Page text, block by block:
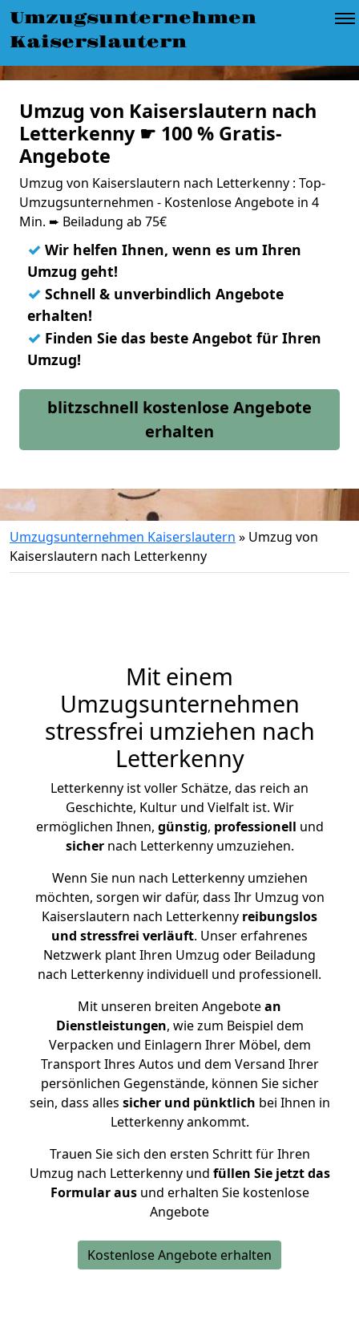
Umzugsunternehmen
Kaiserslautern
Umzug von Kaiserslautern nach
Letterkenny ☛ 100 % Gratis-
Angebote
Umzug von Kaiserslautern nach Letterkenny : Top-
Umzugsunternehmen - Kostenlose Angebote in 4
Min. ➨ Beiladung ab 75€
✓ Wir helfen Ihnen, wenn es um Ihren
Umzug geht!
✓ Schnell & unverbindlich Angebote
erhalten!
✓ Finden Sie das beste Angebot für Ihren
Umzug!
blitzschnell kostenlose Angebote
erhalten
Umzugsunternehmen Kaiserslautern » Umzug von
Kaiserslautern nach Letterkenny
Mit einem
Umzugsunternehmen
stressfrei umziehen nach
Letterkenny
Letterkenny ist voller Schätze, das reich an
Geschichte, Kultur und Vielfalt ist. Wir
ermöglichen Ihnen, günstig, professionell und
sichernach Letterkenny umzuziehen.
Wenn Sie nun nach Letterkenny umziehen
möchten, sorgen wir dafür, dass Ihr Umzug von
Kaiserslautern nach Letterkenny reibungslos
und stressfrei verläuft. Unser erfahrenes
Netzwerk plant Ihren Umzug oder Beiladung
nach Letterkenny individuell und professionell.
Mit unseren breiten Angebotean
Dienstleistungen, wie zum Beispiel dem
Verpacken und Einlagern Ihrer Möbel, dem
Transport Ihres Autos und dem Versand Ihrer
persönlichen Gegenstände, können Sie sicher
sein, dass alles sicher und pünktlich bei Ihnen in
Letterkenny ankommt.
Trauen Sie sich den ersten Schritt für Ihren
Umzug nach Letterkenny und füllen Sie jetzt das
Formular ausund erhalten Sie kostenlose
Angebote
Kostenlose Angebote erhalten